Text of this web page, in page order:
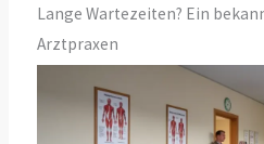
Lange Wartezeiten? Ein
Arztpraxen